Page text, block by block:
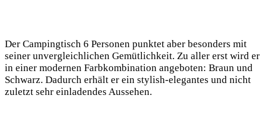
Der Campingtisch 6 Personen punktet aber besonders mit
seiner unvergleichlichen Gemütlichkeit. Zu aller erst wird er
in einer modernen Farbkombination angeboten: Braun und
Schwarz. Dadurch erhält er ein stylish-elegantes und nicht
zuletzt sehr einladendes Aussehen.